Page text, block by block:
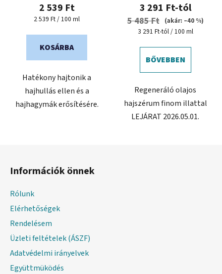
2 539 Ft
Egységár:
2 539 Ft / 100 ml
KOSÁRBA
Hatékony hajtonik a
hajhullás ellen és a
hajhagymák erősítésére.
3 291 Ft-tól
5 485 Ft
(akár: –40 %)
Egységár:
3 291 Ft-tól / 100 ml
BŐVEBBEN
Regeneráló olajos
hajszérum finom illattal
LEJÁRAT 2026.05.01.
Információk önnek
Rólunk
Elérhetőségek
Rendelésem
Üzleti feltételek (ÁSZF)
Adatvédelmi irányelvek
Együttmüködés